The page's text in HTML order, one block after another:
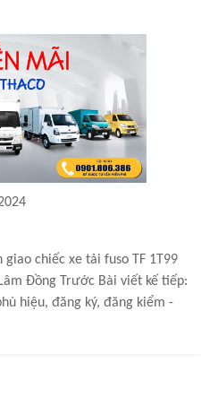
chiếc xe tải fuso TF 1T99
Đồng
Trước Bài viết kế tiếp:
hiệu, đăng ký, đăng kiểm -